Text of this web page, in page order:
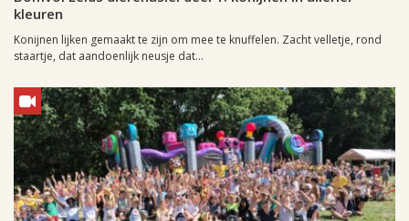
kleuren
Konijnen lijken gemaakt te zijn om mee te knuffelen. Zacht velletje, rond
staartje, dat aandoenlijk neusje dat...